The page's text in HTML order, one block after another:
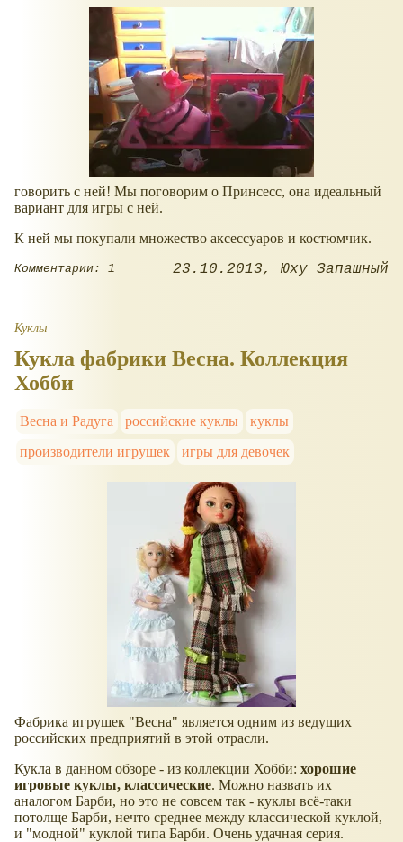
говорить с ней! Мы поговорим о Принсесс, она идеальный
вариант для игры с ней.
К ней мы покупали множество аксессуаров и костюмчик.
Комментарии: 1 23.10.2013 Юху Запашный
Куклы
Кукла фабрики Весна. Коллекция
Хобби
Весна и Радуга российские куклы
куклы
производители игрушек
игры для девочек
Фабрика игрушек "Весна" является одним из ведущих
российских предприятий в этой отрасли.
Кукла в данном обзоре - из коллекции Хобби: хорошие
игровые куклы, классические. Можно назвать их
аналогом Барби, но это не совсем так - куклы всё-таки
потолще Барби, нечто среднее между классической куклой,
и "модной" куклой типа Барби. Очень удачная серия.